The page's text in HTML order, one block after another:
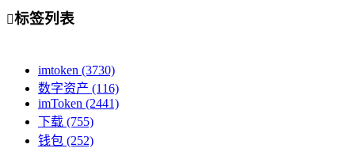
标签列表
imtoken (3730)
数字资产 (116)
imToken (2441)
下载 (755)
钱包 (252)